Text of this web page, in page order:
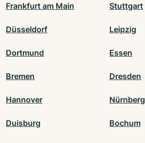
Frankfurt am Main Stuttgart
Düsseldorf Leipzig
Dortmund Essen
Bremen Dresden
Hannover Nürnberg
Duisburg Bochum